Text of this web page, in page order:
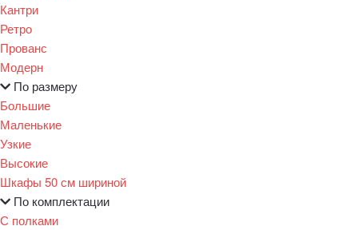
Кантри
Ретро
Прованс
Модерн
По размеру
Большие
Маленькие
Узкие
Высокие
Шкафы 50 см шириной
По комплектации
С полками